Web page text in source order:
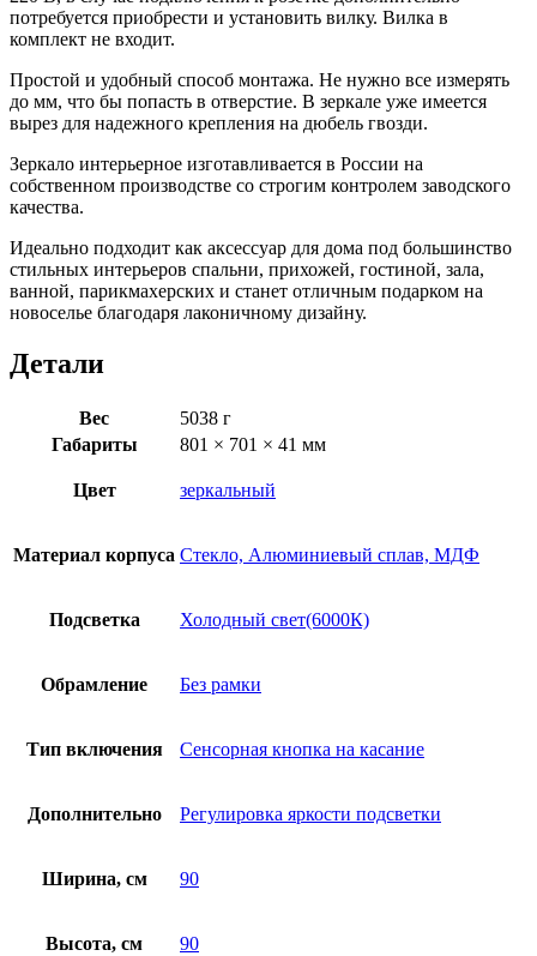
потребуется приобрести и установить вилку. Вилка в
комплект не входит.
Простой и удобный способ монтажа. Не нужно все измерять
до мм, что бы попасть в отверстие. В зеркале уже имеется
вырез для надежного крепления на дюбель гвозди.
Зеркало интерьерное изготавливается в России на
собственном производстве со строгим контролем заводского
качества.
Идеально подходит как аксессуар для дома под большинство
стильных интерьеров спальни, прихожей, гостиной, зала,
ванной, парикмахерских и станет отличным подарком на
новоселье благодаря лаконичному дизайну.
Детали
Вес
5038 г
Габариты
801 × 701 × 41 мм
Цвет зеркальный
Материал корпуса Стекло, Алюминиевый сплав, МДФ
Подсветка Холодный свет(6000К)
Обрамление Без рамки
Тип включения Сенсорная кнопка на касание
Дополнительно Регулировка яркости подсветки
Ширина, см 90
Высота, см 90